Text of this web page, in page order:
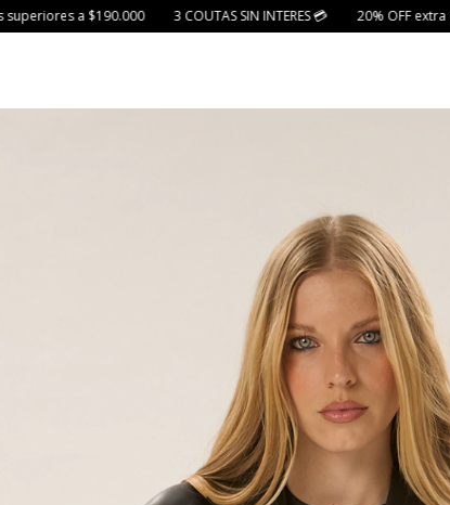
3 COUTAS SIN INTERES 💳 20% OFF extra con transferencia